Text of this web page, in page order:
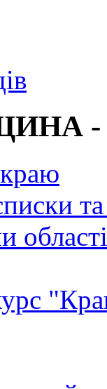
-
краю
області